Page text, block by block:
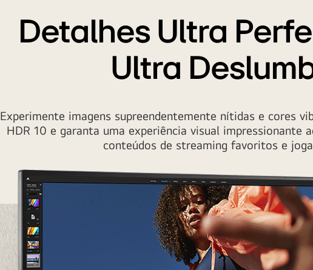
Detalhes Ultra
Ultra
Experimente imagens supreendentemente nítidas e cores
HDR 10 e garanta uma experiência visual impressionante
conteúdos de streaming favoritos e